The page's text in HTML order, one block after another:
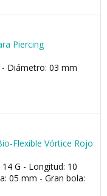
Piercing
Diámetro: 03 mm
Flexible Vórtice Rojo
G - Longitud: 10
05 mm - Gran bola: